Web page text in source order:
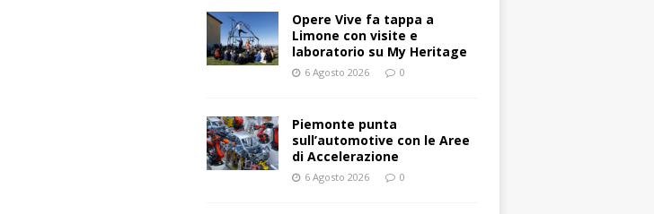
Opere Vive fa tappa a
Limone con visite e
laboratorio su My Heritage
6 Agosto 2026 0
Piemonte punta
sull’automotive con le Aree
di Accelerazione
6 Agosto 2026 0